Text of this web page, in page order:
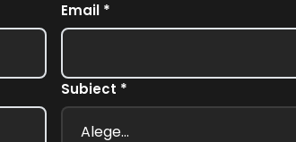
Email *
Subiect *